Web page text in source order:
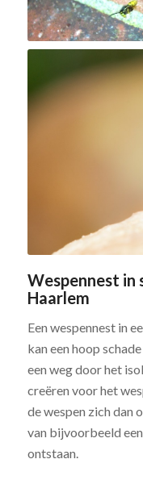
Wespennest in
Haarlem
Een wespennest in
kan een hoop
een weg door het
creëren voor het
de wespen zich dan
van bijvoorbeeld
ontstaan.